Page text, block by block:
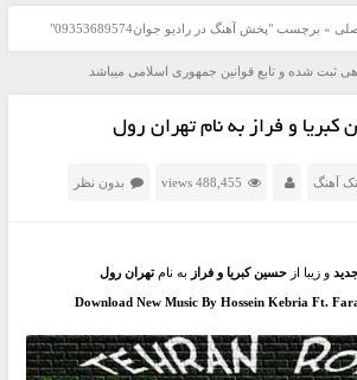
» برچسب "پخش آهنگ در راديو جوان09353689574"
ثبت شده و تابع قوانین جمهوری اسلامی میباشد
و فراز به نام تهران رول
تک آهنگ 488,455 views بدون نظر
و زیبا ازحسین کبریا و فراز به نامتهران رول
Download New Music By Hossein Kebria Ft.